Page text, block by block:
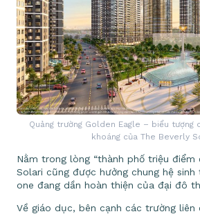
Quảng trường Golden Eagle – biểu tượng
khoáng của The Beverly
Nằm trong lòng “thành phố triệu điểm
Solari cũng được hưởng chung hệ
one đang dần hoàn thiện của đại đô
Về giáo dục, bên cạnh các trường liên